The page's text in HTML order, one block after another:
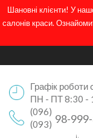
Шановні клієнти! У
салонів краси.
Графік роботи
ПН - ПТ 8:30 -
(096)
98-
(093)